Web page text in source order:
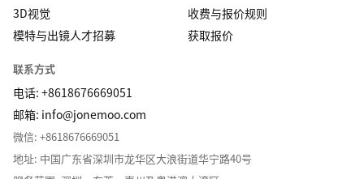
3D视觉
收费与报价规则
模特与出镜人才招募
获取报价
联系方式
电话: +8618676669051
邮箱: info@jonemoo.com
微信: +8618676669051
地址: 中国广东省深圳市龙华区大浪街道华宁路40号